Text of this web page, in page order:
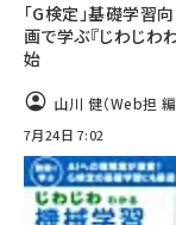
「G検定」基礎学習
画で学ぶ『じわじわ
始
山川 健（Web担 編
7月24日 7:02